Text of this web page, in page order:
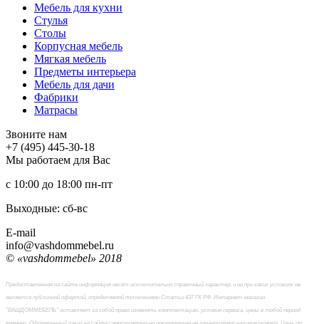
Мебель для кухни
Стулья
Столы
Корпусная мебель
Мягкая мебель
Предметы интерьера
Мебель для дачи
Фабрики
Матраcы
Звоните нам
+7 (495) 445-30-18
Мы работаем для Вас
с 10:00 до 18:00 пн-пт
Выходные: сб-вc
E-mail
info@vashdommebel.ru
© «vashdommebel» 2018
Предоставленная на сайте информация несёт исключительно справочный характер, и ни при каких условиях не
является публичной офертой, определяемой положениями Статьи 437 ГК РФ. Интернет-магазин
"ВАШДОММЕБЕЛЬ" оставляет за собой право изменять комплектацию, условия сервиса, цены в любой период
времени. Оформленный заказ на сайте самостоятельно покупателем не гарантирует наличия товара. Цена, по